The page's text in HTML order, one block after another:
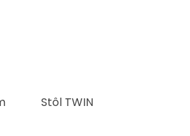
Stôl TWIN